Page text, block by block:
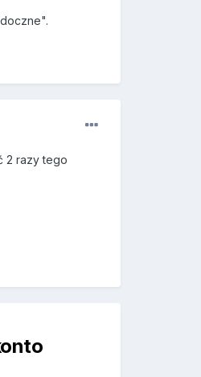
2 razy tego